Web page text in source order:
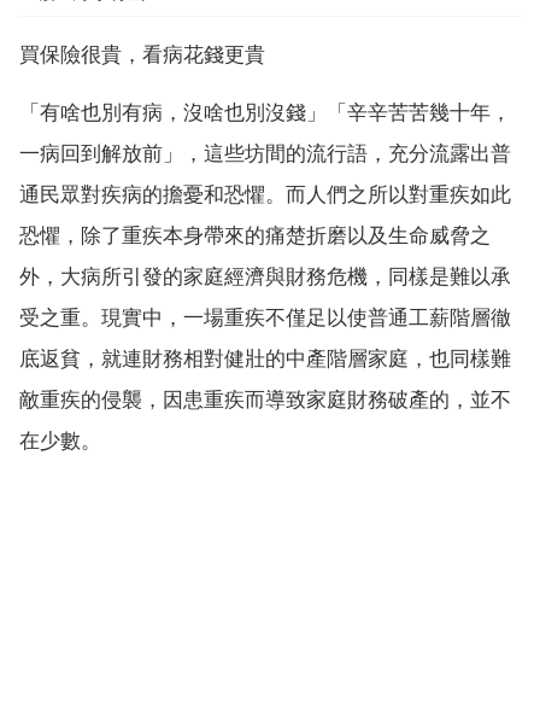
買保險很貴，看病花錢更貴
「有啥也別有病，沒啥也別沒錢」「辛辛苦苦幾十年，
一病回到解放前」，這些坊間的流行語，充分流露出普
通民眾對疾病的擔憂和恐懼。而人們之所以對重疾如此
恐懼，除了重疾本身帶來的痛楚折磨以及生命威脅之
外，大病所引發的家庭經濟與財務危機，同樣是難以承
受之重。現實中，一場重疾不僅足以使普通工薪階層徹
底返貧，就連財務相對健壯的中產階層家庭，也同樣難
敵重疾的侵襲，因患重疾而導致家庭財務破產的，並不
在少數。